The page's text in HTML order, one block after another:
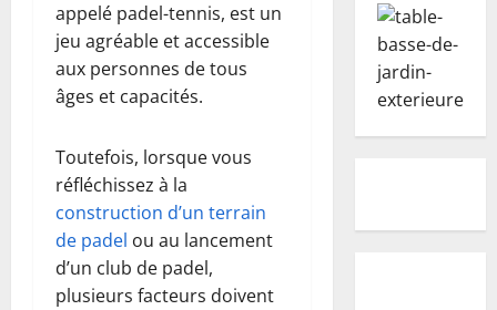
appelé padel-tennis, est un
jeu agréable et accessible
aux personnes de tous
âges et capacités.
Toutefois, lorsque vous
réfléchissez à la
construction d’un terrain
de padel ou au lancement
d’un club de padel,
plusieurs facteurs doivent